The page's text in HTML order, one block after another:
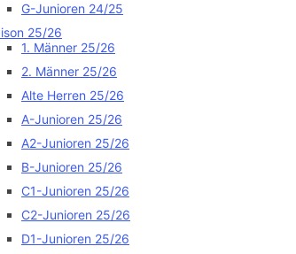
G-Junioren 24/25
25/26
1. Männer 25/26
2. Männer 25/26
Alte Herren 25/26
A-Junioren 25/26
A2-Junioren 25/26
B-Junioren 25/26
C1-Junioren 25/26
C2-Junioren 25/26
D1-Junioren 25/26